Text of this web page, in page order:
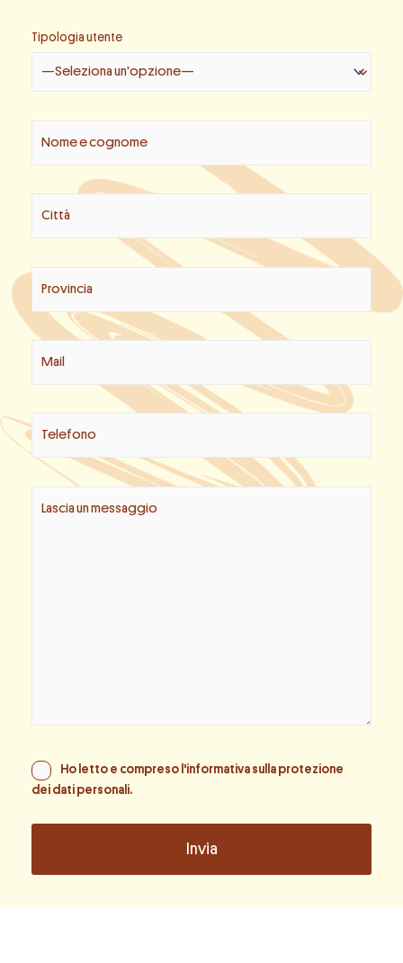
Tipologia utente
Ho letto e compreso l'informativa sulla protezione
dei dati personali.